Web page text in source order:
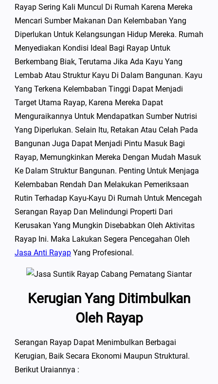
Rayap Sering Kali Muncul Di Rumah Karena Mereka
Mencari Sumber Makanan Dan Kelembaban Yang
Diperlukan Untuk Kelangsungan Hidup Mereka. Rumah
Menyediakan Kondisi Ideal Bagi Rayap Untuk
Berkembang Biak, Terutama Jika Ada Kayu Yang
Lembab Atau Struktur Kayu Di Dalam Bangunan. Kayu
Yang Terkena Kelembaban Tinggi Dapat Menjadi
Target Utama Rayap, Karena Mereka Dapat
Menguraikannya Untuk Mendapatkan Sumber Nutrisi
Yang Diperlukan. Selain Itu, Retakan Atau Celah Pada
Bangunan Juga Dapat Menjadi Pintu Masuk Bagi
Rayap, Memungkinkan Mereka Dengan Mudah Masuk
Ke Dalam Struktur Bangunan. Penting Untuk Menjaga
Kelembaban Rendah Dan Melakukan Pemeriksaan
Rutin Terhadap Kayu-Kayu Di Rumah Untuk Mencegah
Serangan Rayap Dan Melindungi Properti Dari
Kerusakan Yang Mungkin Disebabkan Oleh Aktivitas
Rayap Ini. Maka Lakukan Segera Pencegahan Oleh
Jasa Anti Rayap Yang Profesional.
Kerugian Yang Ditimbulkan
Oleh Rayap
Serangan Rayap Dapat Menimbulkan Berbagai
Kerugian, Baik Secara Ekonomi Maupun Struktural.
Berikut Uraiannya :